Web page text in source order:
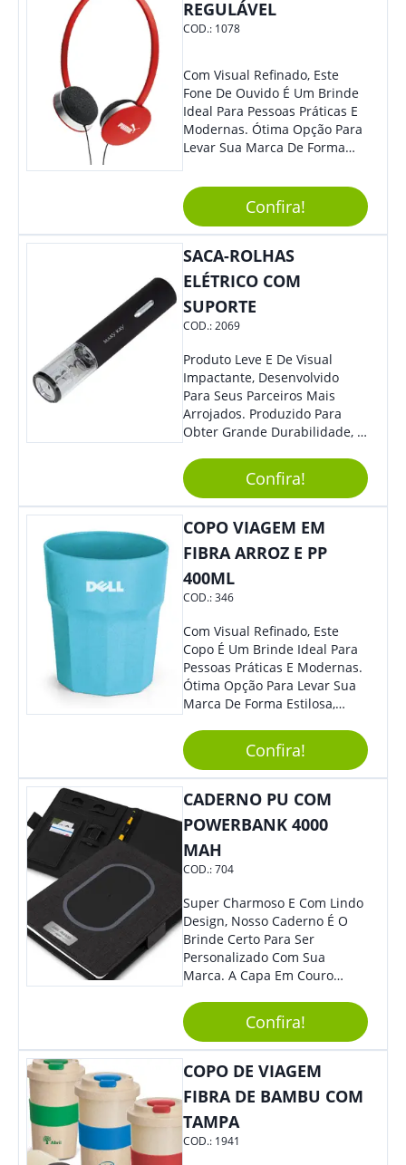
REGULÁVEL
COD.: 1078
Com Visual Refinado, Este
Fone De Ouvido É Um Brinde
Ideal Para Pessoas Práticas E
Modernas. Ótima Opção Para
Levar Sua Marca De Forma
Sua Empresa Em Eventos,
Reuniões Corporativas Ou Até
Mesmo Para Presentear
Colaboradores E Parceiros De
Sua Empresa.
Confira!
SACA-ROLHAS
ELÉTRICO COM
SUPORTE
COD.:2069
Produto Leve E De Visual
Impactante, Desenvolvido
Para Seus Parceiros Mais
Arrojados. Produzido Para
Obter Grande Durabilidade, É
Sua Marca De Forma Estilosa,
Agregando Valor Para Sua
Empresa Em Eventos.
Confira!
COPO VIAGEM EM
FIBRA ARROZ E PP
400ML
COD.:346
Com Visual Refinado, Este
Copo É Um Brinde Ideal Para
Pessoas Práticas E Modernas.
Ótima Opção Para Levar Sua
Marca De Forma Estilosa,
Empresa Em Eventos,
Reuniões Corporativas Ou Até
Mesmo Para Presentear
Colaboradores.
Confira!
CADERNO PU COM
POWERBANK 4000
MAH
COD.:704
Super Charmoso E Com Lindo
Design, Nosso Caderno É O
Brinde Certo Para Ser
Personalizado Com Sua
Marca. A Capa Em Couro
Elástico Permite Maior
Segurança Ao Carregá-Lo.
Ofereça A Seus Clientes E
Colaboradores, Sem Dúvidas
Confira!
COPO DE VIAGEM
FIBRA DE BAMBU COM
TAMPA
COD.: 1941